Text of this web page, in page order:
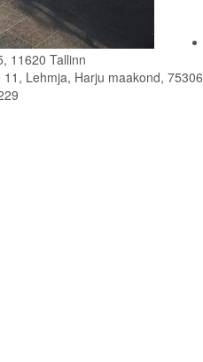
11620 Tallinn
Lehmja, Harju maakond, 75306